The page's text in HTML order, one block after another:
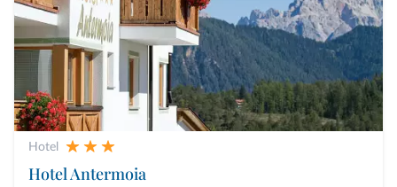
Hotel
Hotel Antermoia